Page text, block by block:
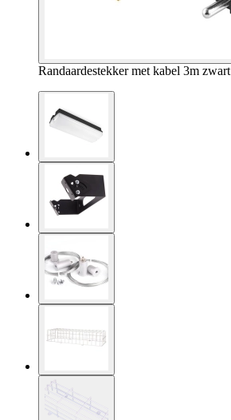
Randaardestekker met kabel 3m zwart